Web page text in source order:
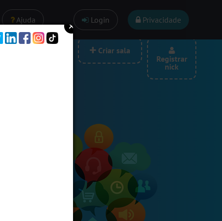
Ajuda Login Privacidade
Criar sala
Registrar
nick